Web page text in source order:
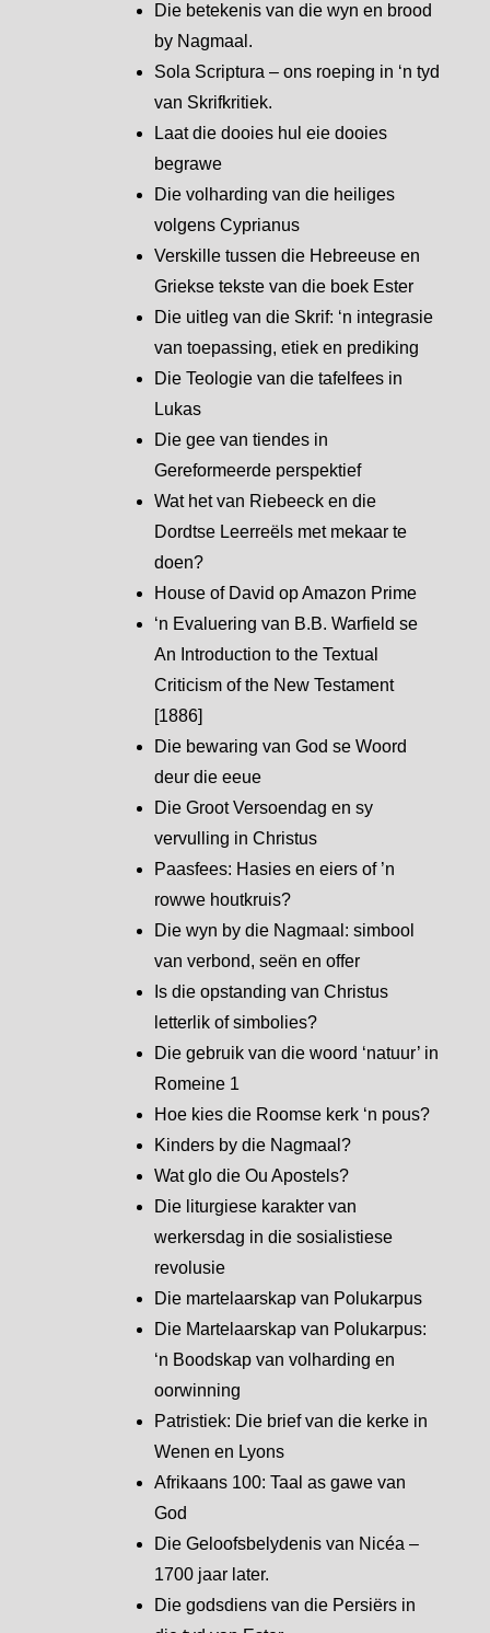
Die betekenis van die wyn en brood
by Nagmaal.
Sola Scriptura – ons roeping in ‘n tyd
van Skrifkritiek.
Laat die dooies hul eie dooies
begrawe
Die volharding van die heiliges
volgens Cyprianus
Verskille tussen die Hebreeuse en
Griekse tekste van die boek Ester
Die uitleg van die Skrif: ‘n integrasie
van toepassing, etiek en prediking
Die Teologie van die tafelfees in
Lukas
Die gee van tiendes in
Gereformeerde perspektief
Wat het van Riebeeck en die
Dordtse Leerreëls met mekaar te
doen?
House of David op Amazon Prime
‘n Evaluering van B.B. Warfield se
An Introduction to the Textual
Criticism of the New Testament
[1886]
Die bewaring van God se Woord
deur die eeue
Die Groot Versoendag en sy
vervulling in Christus
Paasfees: Hasies en eiers of ’n
rowwe houtkruis?
Die wyn by die Nagmaal: simbool
van verbond, seën en offer
Is die opstanding van Christus
letterlik of simbolies?
Die gebruik van die woord ‘natuur’ in
Romeine 1
Hoe kies die Roomse kerk ‘n pous?
Kinders by die Nagmaal?
Wat glo die Ou Apostels?
Die liturgiese karakter van
werkersdag in die sosialistiese
revolusie
Die martelaarskap van Polukarpus
Die Martelaarskap van Polukarpus:
‘n Boodskap van volharding en
oorwinning
Patristiek: Die brief van die kerke in
Wenen en Lyons
Afrikaans 100: Taal as gawe van
God
Die Geloofsbelydenis van Nicéa –
1700 jaar later.
Die godsdiens van die Persiërs in